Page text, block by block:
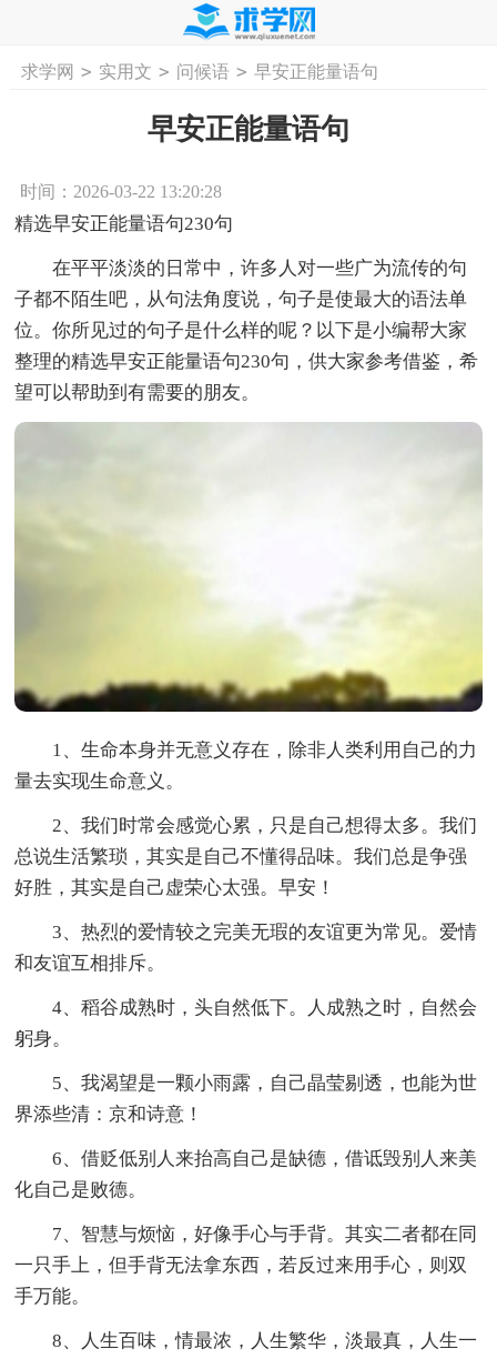
首页 工作计划 活动计划 学习计划
求学网 > 实用文 > 问候语 > 早安正能量语句
早安正能量语句
时间：2026-03-22 13:20:28
精选早安正能量语句230句
在平平淡淡的日常中，许多人对一些广为流传的句
子都不陌生吧，从句法角度说，句子是使最大的语法单
位。你所见过的句子是什么样的呢？以下是小编帮大家
整理的精选早安正能量语句230句，供大家参考借鉴，希
望可以帮助到有需要的朋友。
1、生命本身并无意义存在，除非人类利用自己的力
量去实现生命意义。
2、我们时常会感觉心累，只是自己想得太多。我们
总说生活繁琐，其实是自己不懂得品味。我们总是争强
好胜，其实是自己虚荣心太强。早安！
3、热烈的爱情较之完美无瑕的友谊更为常见。爱情
和友谊互相排斥。
4、稻谷成熟时，头自然低下。人成熟之时，自然会
躬身。
5、我渴望是一颗小雨露，自己晶莹剔透，也能为世
界添些清：京和诗意！
6、借贬低别人来抬高自己是缺德，借诋毁别人来美
化自己是败德。
7、智慧与烦恼，好像手心与手背。其实二者都在同
一只手上，但手背无法拿东西，若反过来用手心，则双
手万能。
8、人生百味，情最浓，人生繁华，淡最真，人生一